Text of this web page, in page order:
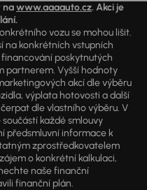
nawww.aaaauto.cz. Akci je
vozu se mohou lišit.
na konkrétních vstupních
poskytnutých
partnerem. Vyšší hodnoty
akcí dle výběru
výplata hotovosti a další
dle vlastního výběru. V
každé smlouvy
předsmluvní informace k
zprostředkovatelem
o konkrétní kalkulaci,
naše finanční
finanční plán.